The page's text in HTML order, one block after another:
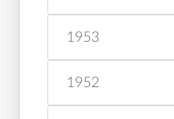
1953
1952